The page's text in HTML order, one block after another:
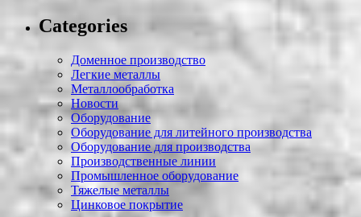
Categories
Доменное производство
Легкие металлы
Металлообработка
Новости
Оборудование
Оборудование для литейного производства
Оборудование для производства
Производственные линии
Промышленное оборудование
Тяжелые металлы
Цинковое покрытие